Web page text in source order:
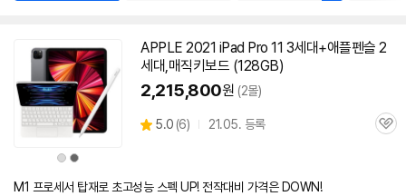
상
품
상
상
품
상
APPLE 2021 iPad Pro 11 3세대+애플펜슬 2
세대,매직키보드 (128GB)
2,215,800원 (2몰)
별
5.0 (상
뷰
6) 21.05. 등록
관
M1 프로세서 탑재로 초고성능 스펙 UP! 전작대비 가격은 DOWN!